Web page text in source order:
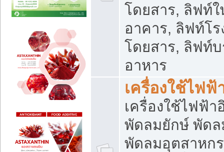
โดยสาร, ลิฟท์
อาคาร, ลิฟท์โ
โดยสาร, ลิฟท์
อาหาร
เครื่องใช้ไฟฟ้
เครื่องใช้ไฟฟ้า
พัดลมยักษ์ พัด
พัดลมอุตสาหก